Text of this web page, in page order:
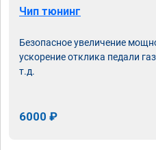
Чип тюнинг
Безопасное увеличение
ускорение отклика педали
т.д.
6000 ₽